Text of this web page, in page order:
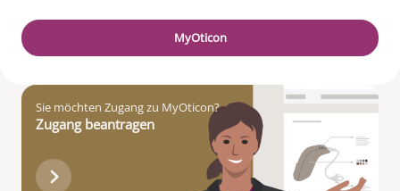
MyOticon
Sie möchten Zugang zu MyOticon?
Zugang beantragen